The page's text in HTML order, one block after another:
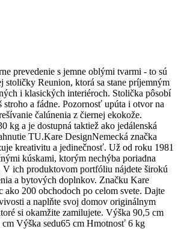
prevedenie s jemne oblými tvarmi - to sú
stoličky Reunion, ktorá sa stane príjemným
i klasických interiéroch. Stolička pôsobí
stroho a fádne. Pozornosť upúta i otvor na
čalúnenia z čiernej ekokože.
kg a je dostupná taktiež ako jedálenská
TU.Kare DesignNemecká značka
kreativitu a jedinečnosť. Už od roku 1981
kúskami, ktorým nechýba poriadna
V ich produktovom portfóliu nájdete širokú
a bytových doplnkov. Značku Kare
ako 200 obchodoch po celom svete. Dajte
a naplňte svoj domov originálnym
si okamžite zamilujete. Výška 90,5 cm
Výška sedu65 cm Hmotnosť 6 kg